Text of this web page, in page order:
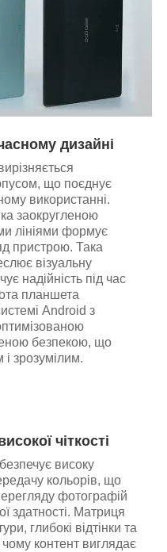
дизайні
що поєднує
використанні.
заокругленою
лініями формує
пристрою. Така
візуальну
надійність під час
планшета
Android з
безпекою, що
зрозумілим.
чіткості
високу
кольорів, що
фотографій
здатності. Матриця
глибокі відтінки та
контент виглядає